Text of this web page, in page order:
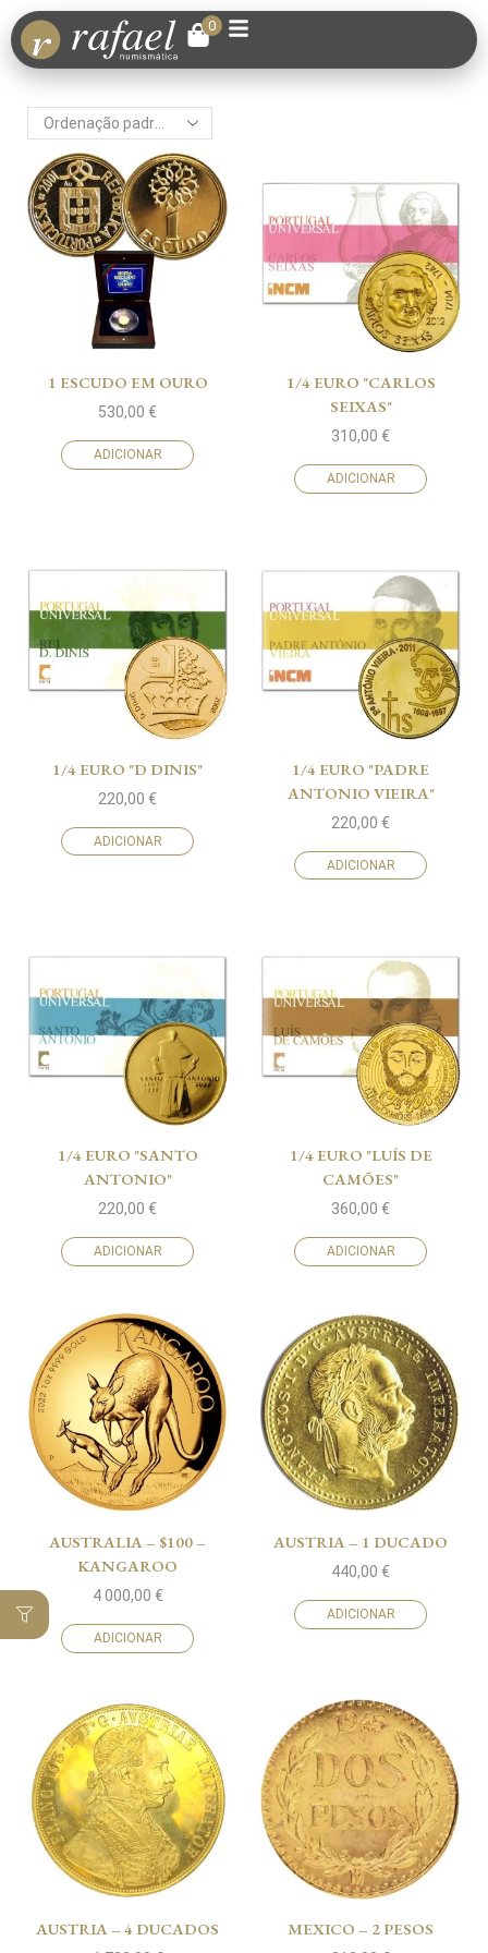
0
1 ESCUDO EM OURO
530,00 €
ADICIONAR
1/4 EURO "CARLOS
SEIXAS"
310,00 €
ADICIONAR
1/4 EURO "D DINIS"
220,00 €
ADICIONAR
1/4 EURO "PADRE
ANTONIO VIEIRA"
220,00 €
ADICIONAR
1/4 EURO "SANTO
ANTONIO"
220,00 €
ADICIONAR
1/4 EURO "LUÍS DE
CAMÕES"
360,00 €
ADICIONAR
AUSTRALIA – $100 –
KANGAROO
4 000,00 €
ADICIONAR
AUSTRIA – 1 DUCADO
440,00 €
ADICIONAR
AUSTRIA – 4 DUCADOS MEXICO – 2 PESOS